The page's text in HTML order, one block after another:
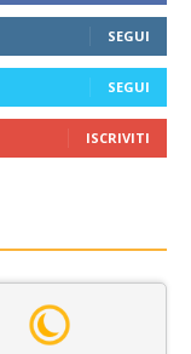
SEGUI
SEGUI
ISCRIVITI